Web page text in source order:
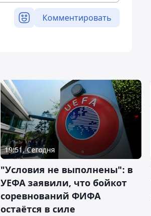
Комментировать
19:51, Сегодня
"Условия не выполнены": в
УЕФА заявили, что бойкот
соревнований ФИФА
остаётся в силе